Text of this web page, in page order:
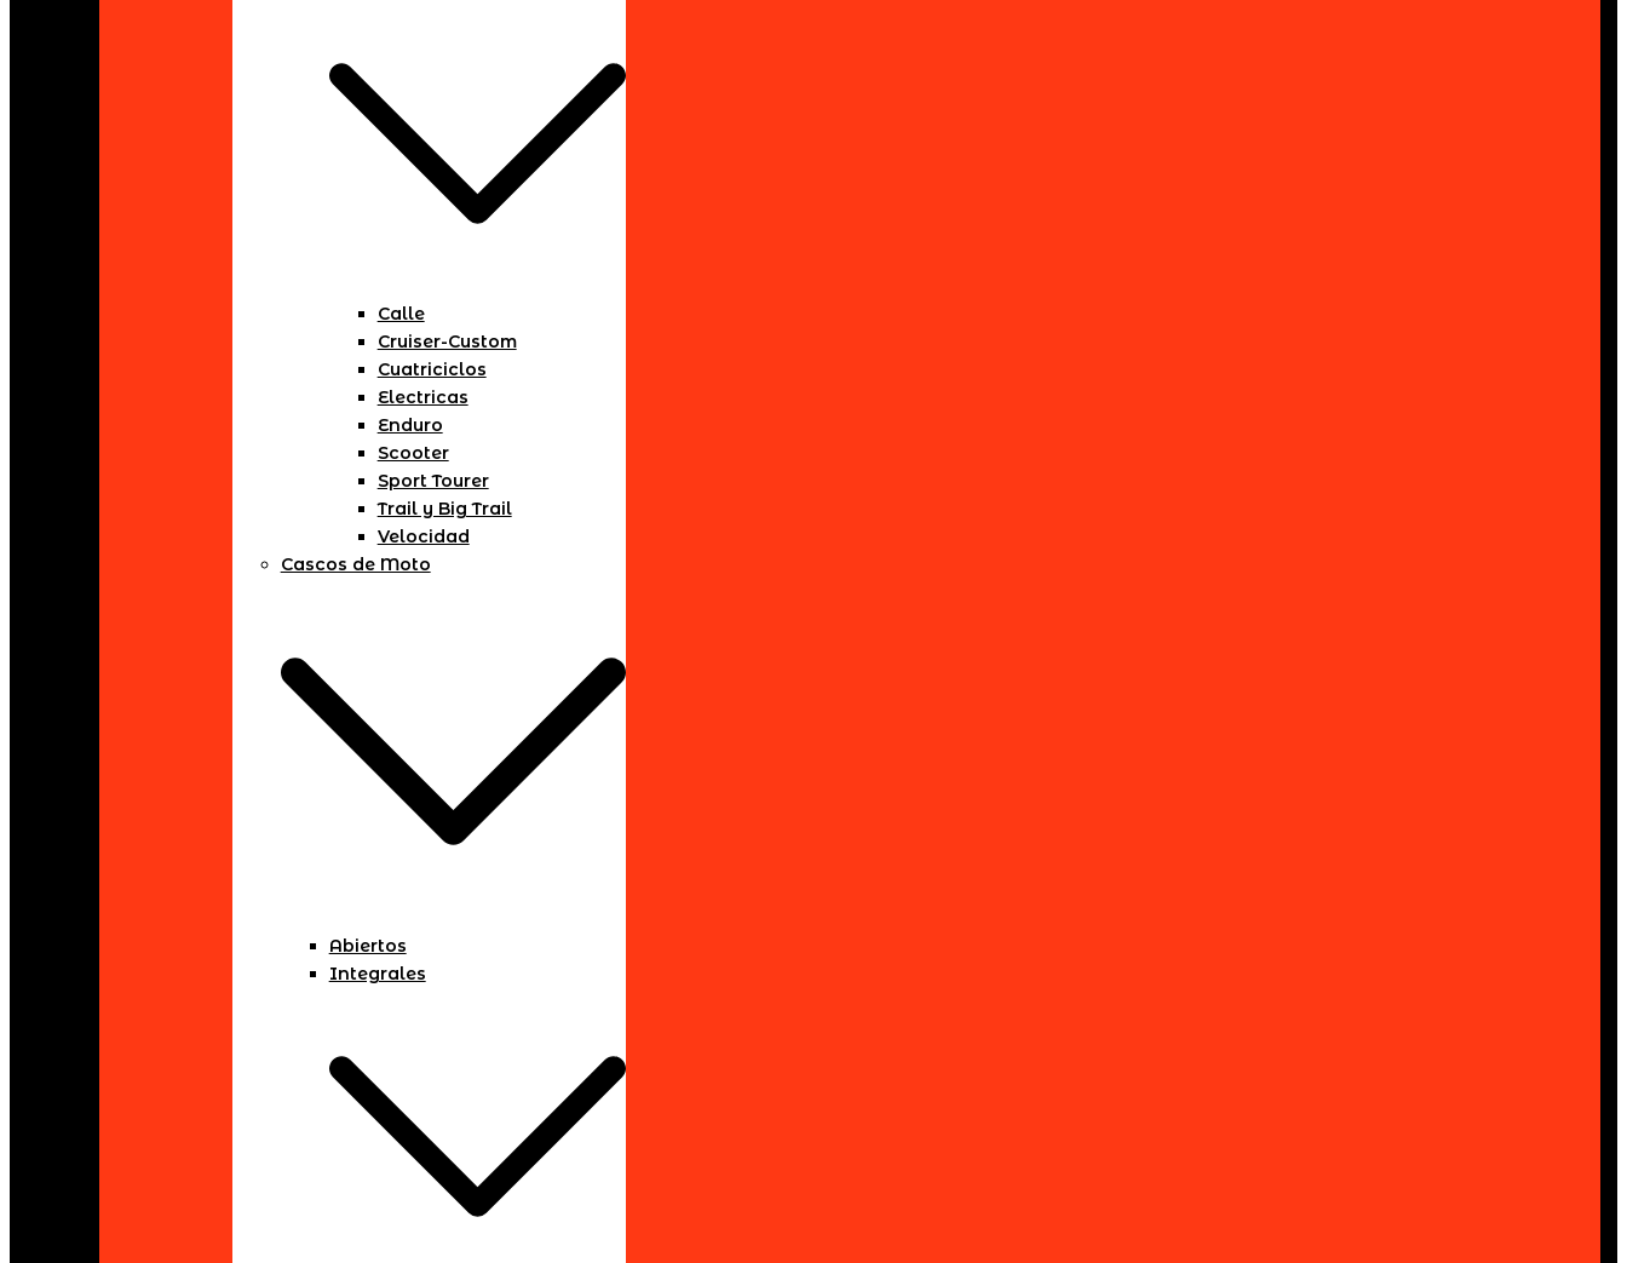
Calle
Cruiser-Custom
Cuatriciclos
Electricas
Enduro
Scooter
Sport Tourer
Trail y Big Trail
Velocidad
Cascos de Moto
Abiertos
Integrales